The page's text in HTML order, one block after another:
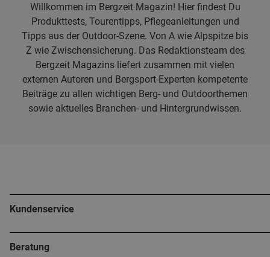
Willkommen im Bergzeit Magazin! Hier findest Du
Produkttests, Tourentipps, Pflegeanleitungen und
Tipps aus der Outdoor-Szene. Von A wie Alpspitze bis
Z wie Zwischensicherung. Das Redaktionsteam des
Bergzeit Magazins liefert zusammen mit vielen
externen Autoren und Bergsport-Experten kompetente
Beiträge zu allen wichtigen Berg- und Outdoorthemen
sowie aktuelles Branchen- und Hintergrundwissen.
Kundenservice
Beratung